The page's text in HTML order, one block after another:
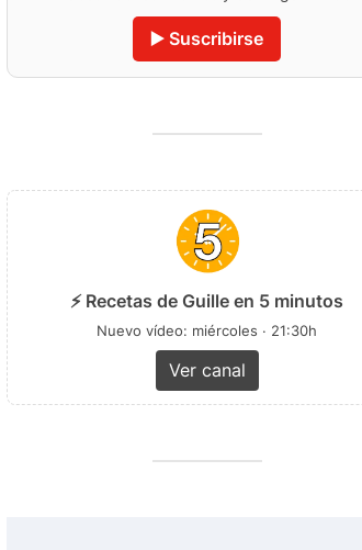
▶️ Suscribirse
⚡ Recetas de Guille en 5 minutos
Nuevo vídeo: miércoles · 21:30h
Ver canal